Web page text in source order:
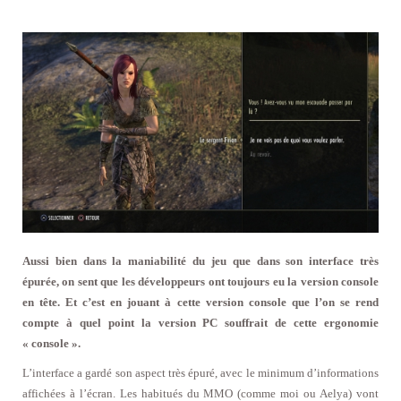
Aussi bien dans la maniabilité du jeu que dans son interface très
épurée, on sent que les développeurs ont toujours eu la version console
en tête. Et c’est en jouant à cette version console que l’on se rend
compte à quel point la version PC souffrait de cette ergonomie
« console ».
L’interface a gardé son aspect très épuré, avec le minimum d’informations
affichées à l’écran. Les habitués du MMO (comme moi ou Aelya) vont